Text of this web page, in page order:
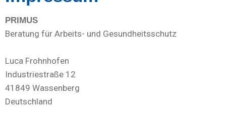
PRIMUS
Beratung für Arbeits- und Gesundheitsschutz
Luca Frohnhofen
Industriestraße 12
41849 Wassenberg
Deutschland